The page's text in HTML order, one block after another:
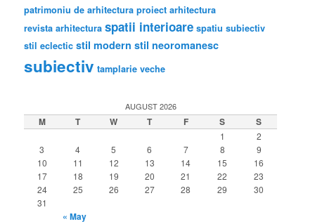
patrimoniu de arhitectura proiect arhitectura
revista arhitectura spatii interioare spatiu subiectiv
stil eclectic stil modern stil neoromanesc
subiectiv tamplarie veche
AUGUST 2026
M T W T F S S
1
2
3
4 5 6 7 8
9
10
11 12 13 14 15
16
17
18 19 20 21 22
23
24
25 26 27 28 29
30
31
« May